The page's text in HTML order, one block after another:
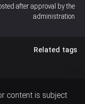
after approval by the
administration
Related tags
content is subject